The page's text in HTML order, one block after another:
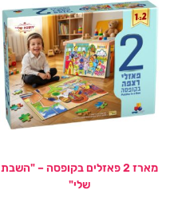
מארז 2 פאזלים בקופסה – "השבת
שלי"